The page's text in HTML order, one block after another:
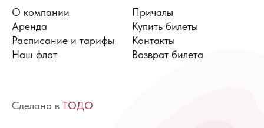
О компании
Аренда
Расписание и тарифы
Наш флот
Причалы
Купить билеты
Контакты
Возврат билета
Сделано в ТОДО